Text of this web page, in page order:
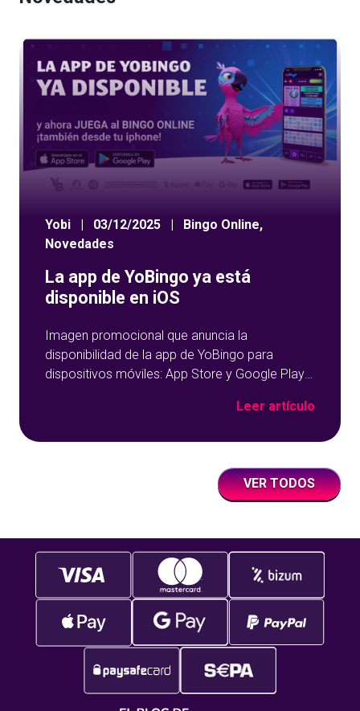
Yobi | 03/12/2025 | Bingo Online,
Novedades
La app de YoBingo ya está
disponible en iOS
Imagen promocional que anuncia la
disponibilidad de la app de YoBingo para
dispositivos móviles: App Store y Google Play
Leer artículo
VER TODOS